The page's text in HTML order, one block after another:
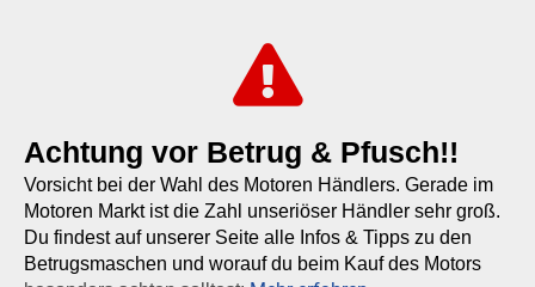
Achtung vor Betrug & Pfusch!!
Vorsicht bei der Wahl des Motoren Händlers. Gerade im
Motoren Markt ist die Zahl unseriöser Händler sehr groß.
Du findest auf unserer Seite alle Infos & Tipps zu den
Betrugsmaschen und worauf du beim Kauf des Motors